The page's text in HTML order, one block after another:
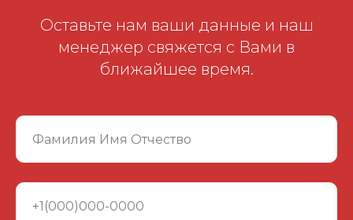
Оставьте нам ваши данные и наш
менеджер свяжется с Вами в
ближайшее время.